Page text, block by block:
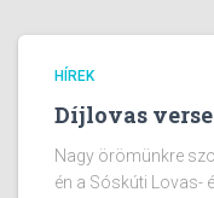
HÍREK
Díjlovas
Nagy örömünkre
én a Sóskúti Lovas-